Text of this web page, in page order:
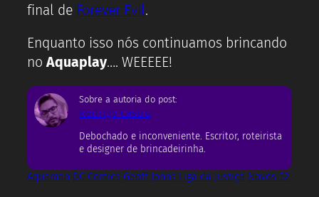
final de Forever Evil.
Enquanto isso nós continuamos brincando
no Aquaplay…. WEEEEE!
Sobre a autoria do post:
Rodrigo Castro
Debochado e inconveniente. Escritor, roteirista
e designer de brincadeirinha.
Aquaman DC Comics Geoff Johns Liga da Justiça Novos 52